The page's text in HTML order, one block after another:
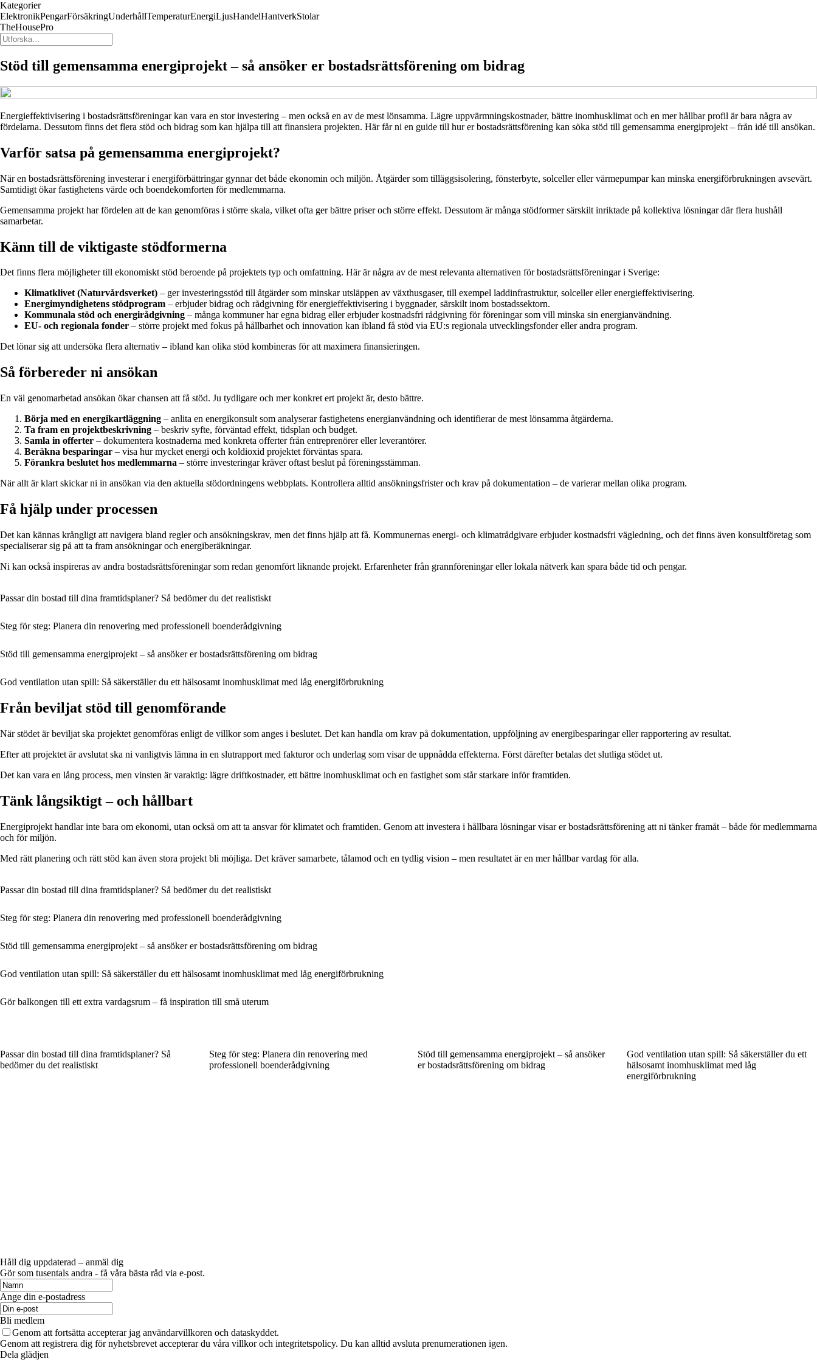
Kategorier
ElektronikPengarFörsäkringUnderhållTemperaturEnergiLjusHandelHantverkStolar
TheHousePro
Stöd till gemensamma energiprojekt – så ansöker er bostadsrättsförening om bidrag
Energieffektivisering i bostadsrättsföreningar kan vara en stor investering – men också en av de mest lönsamma. Lägre uppvärmningskostnader, bättre inomhusklimat och en mer hållbar profil är bara några av
fördelarna. Dessutom finns det flera stöd och bidrag som kan hjälpa till att finansiera projekten. Här får ni en guide till hur er bostadsrättsförening kan söka stöd till gemensamma energiprojekt – från idé till ansökan.
Varför satsa på gemensamma energiprojekt?
När en bostadsrättsförening investerar i energiförbättringar gynnar det både ekonomin och miljön. Åtgärder som tilläggsisolering, fönsterbyte, solceller eller värmepumpar kan minska energiförbrukningen avsevärt.
Samtidigt ökar fastighetens värde och boendekomforten för medlemmarna.
Gemensamma projekt har fördelen att de kan genomföras i större skala, vilket ofta ger bättre priser och större effekt. Dessutom är många stödformer särskilt inriktade på kollektiva lösningar där flera hushåll
samarbetar.
Känn till de viktigaste stödformerna
Det finns flera möjligheter till ekonomiskt stöd beroende på projektets typ och omfattning. Här är några av de mest relevanta alternativen för bostadsrättsföreningar i Sverige:
Klimatklivet (Naturvårdsverket) – ger investeringsstöd till åtgärder som minskar utsläppen av växthusgaser, till exempel laddinfrastruktur, solceller eller energieffektivisering.
Energimyndighetens stödprogram – erbjuder bidrag och rådgivning för energieffektivisering i byggnader, särskilt inom bostadssektorn.
Kommunala stöd och energirådgivning – många kommuner har egna bidrag eller erbjuder kostnadsfri rådgivning för föreningar som vill minska sin energianvändning.
EU- och regionala fonder – större projekt med fokus på hållbarhet och innovation kan ibland få stöd via EU:s regionala utvecklingsfonder eller andra program.
Det lönar sig att undersöka flera alternativ – ibland kan olika stöd kombineras för att maximera finansieringen.
Så förbereder ni ansökan
En väl genomarbetad ansökan ökar chansen att få stöd. Ju tydligare och mer konkret ert projekt är, desto bättre.
Börja med en energikartläggning – anlita en energikonsult som analyserar fastighetens energianvändning och identifierar de mest lönsamma åtgärderna.
Ta fram en projektbeskrivning – beskriv syfte, förväntad effekt, tidsplan och budget.
Samla in offerter – dokumentera kostnaderna med konkreta offerter från entreprenörer eller leverantörer.
Beräkna besparingar – visa hur mycket energi och koldioxid projektet förväntas spara.
Förankra beslutet hos medlemmarna – större investeringar kräver oftast beslut på föreningsstämman.
När allt är klart skickar ni in ansökan via den aktuella stödordningens webbplats. Kontrollera alltid ansökningsfrister och krav på dokumentation – de varierar mellan olika program.
Få hjälp under processen
Det kan kännas krångligt att navigera bland regler och ansökningskrav, men det finns hjälp att få. Kommunernas energi- och klimatrådgivare erbjuder kostnadsfri vägledning, och det finns även konsultföretag som
specialiserar sig på att ta fram ansökningar och energiberäkningar.
Ni kan också inspireras av andra bostadsrättsföreningar som redan genomfört liknande projekt. Erfarenheter från grannföreningar eller lokala nätverk kan spara både tid och pengar.
Passar din bostad till dina framtidsplaner? Så bedömer du det realistiskt
Steg för steg: Planera din renovering med professionell boenderådgivning
Stöd till gemensamma energiprojekt – så ansöker er bostadsrättsförening om bidrag
God ventilation utan spill: Så säkerställer du ett hälsosamt inomhusklimat med låg energiförbrukning
Från beviljat stöd till genomförande
När stödet är beviljat ska projektet genomföras enligt de villkor som anges i beslutet. Det kan handla om krav på dokumentation, uppföljning av energibesparingar eller rapportering av resultat.
Efter att projektet är avslutat ska ni vanligtvis lämna in en slutrapport med fakturor och underlag som visar de uppnådda effekterna. Först därefter betalas det slutliga stödet ut.
Det kan vara en lång process, men vinsten är varaktig: lägre driftkostnader, ett bättre inomhusklimat och en fastighet som står starkare inför framtiden.
Tänk långsiktigt – och hållbart
Energiprojekt handlar inte bara om ekonomi, utan också om att ta ansvar för klimatet och framtiden. Genom att investera i hållbara lösningar visar er bostadsrättsförening att ni tänker framåt – både för medlemmarna
och för miljön.
Med rätt planering och rätt stöd kan även stora projekt bli möjliga. Det kräver samarbete, tålamod och en tydlig vision – men resultatet är en mer hållbar vardag för alla.
Passar din bostad till dina framtidsplaner? Så bedömer du det realistiskt
Steg för steg: Planera din renovering med professionell boenderådgivning
Stöd till gemensamma energiprojekt – så ansöker er bostadsrättsförening om bidrag
God ventilation utan spill: Så säkerställer du ett hälsosamt inomhusklimat med låg energiförbrukning
Gör balkongen till ett extra vardagsrum – få inspiration till små uterum
Passar din bostad till dina framtidsplaner? Så
bedömer du det realistiskt
Steg för steg: Planera din renovering med
professionell boenderådgivning
Stöd till gemensamma energiprojekt – så ansöker
er bostadsrättsförening om bidrag
God ventilation utan spill: Så säkerställer du ett
hälsosamt inomhusklimat med låg
energiförbrukning
Håll dig uppdaterad – anmäl dig
Gör som tusentals andra - få våra bästa råd via e-post.
Ange din e-postadress
Bli medlem
Genom att fortsätta accepterar jag användarvillkoren och dataskyddet.
Genom att registrera dig för nyhetsbrevet accepterar du våra villkor och integritetspolicy. Du kan alltid avsluta prenumerationen igen.
Dela glädjen